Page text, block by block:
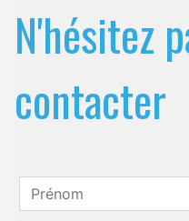
N'hésitez
contacter